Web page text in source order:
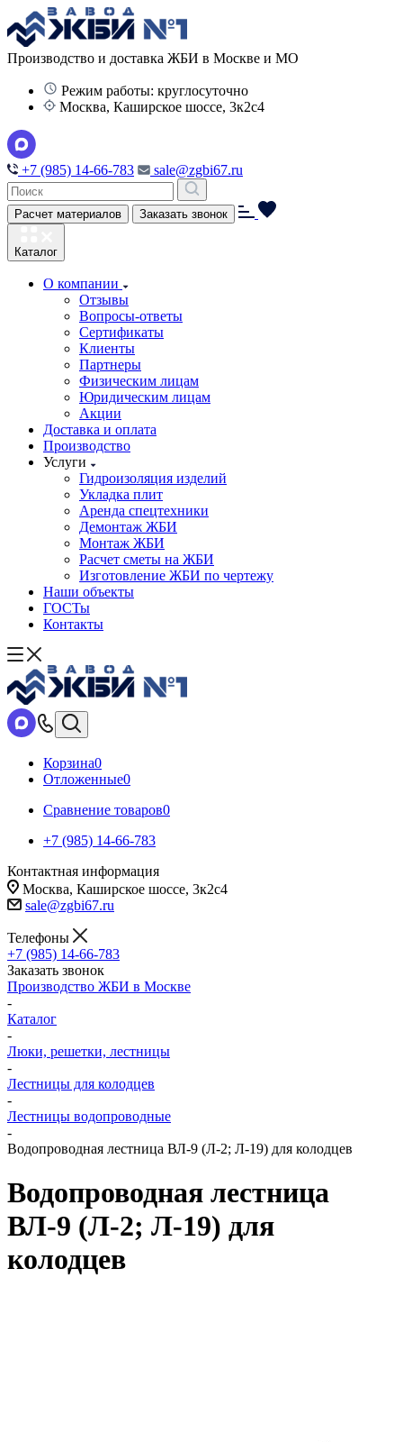
Производство и доставка ЖБИ в Москве и МО
Режим работы: круглосуточно
Москва, Каширское шоссе, 3к2с4
+7 (985) 14-66-783 sale@zgbi67.ru
Расчет материалов Заказать звонок
Каталог
О компании
Отзывы
Вопросы-ответы
Сертификаты
Клиенты
Партнеры
Физическим лицам
Юридическим лицам
Акции
Доставка и оплата
Производство
Услуги
Гидроизоляция изделий
Укладка плит
Аренда спецтехники
Демонтаж ЖБИ
Монтаж ЖБИ
Расчет сметы на ЖБИ
Изготовление ЖБИ по чертежу
Наши объекты
ГОСТы
Контакты
Корзина0
Отложенные0
Сравнение товаров0
+7 (985) 14-66-783
Контактная информация
Москва, Каширское шоссе, 3к2с4
sale@zgbi67.ru
Телефоны
+7 (985) 14-66-783
Заказать звонок
Производство ЖБИ в Москве
-
Каталог
-
Люки, решетки, лестницы
-
Лестницы для колодцев
-
Лестницы водопроводные
-
Водопроводная лестница ВЛ-9 (Л-2; Л-19) для колодцев
Водопроводная лестница
ВЛ-9 (Л-2; Л-19) для
колодцев